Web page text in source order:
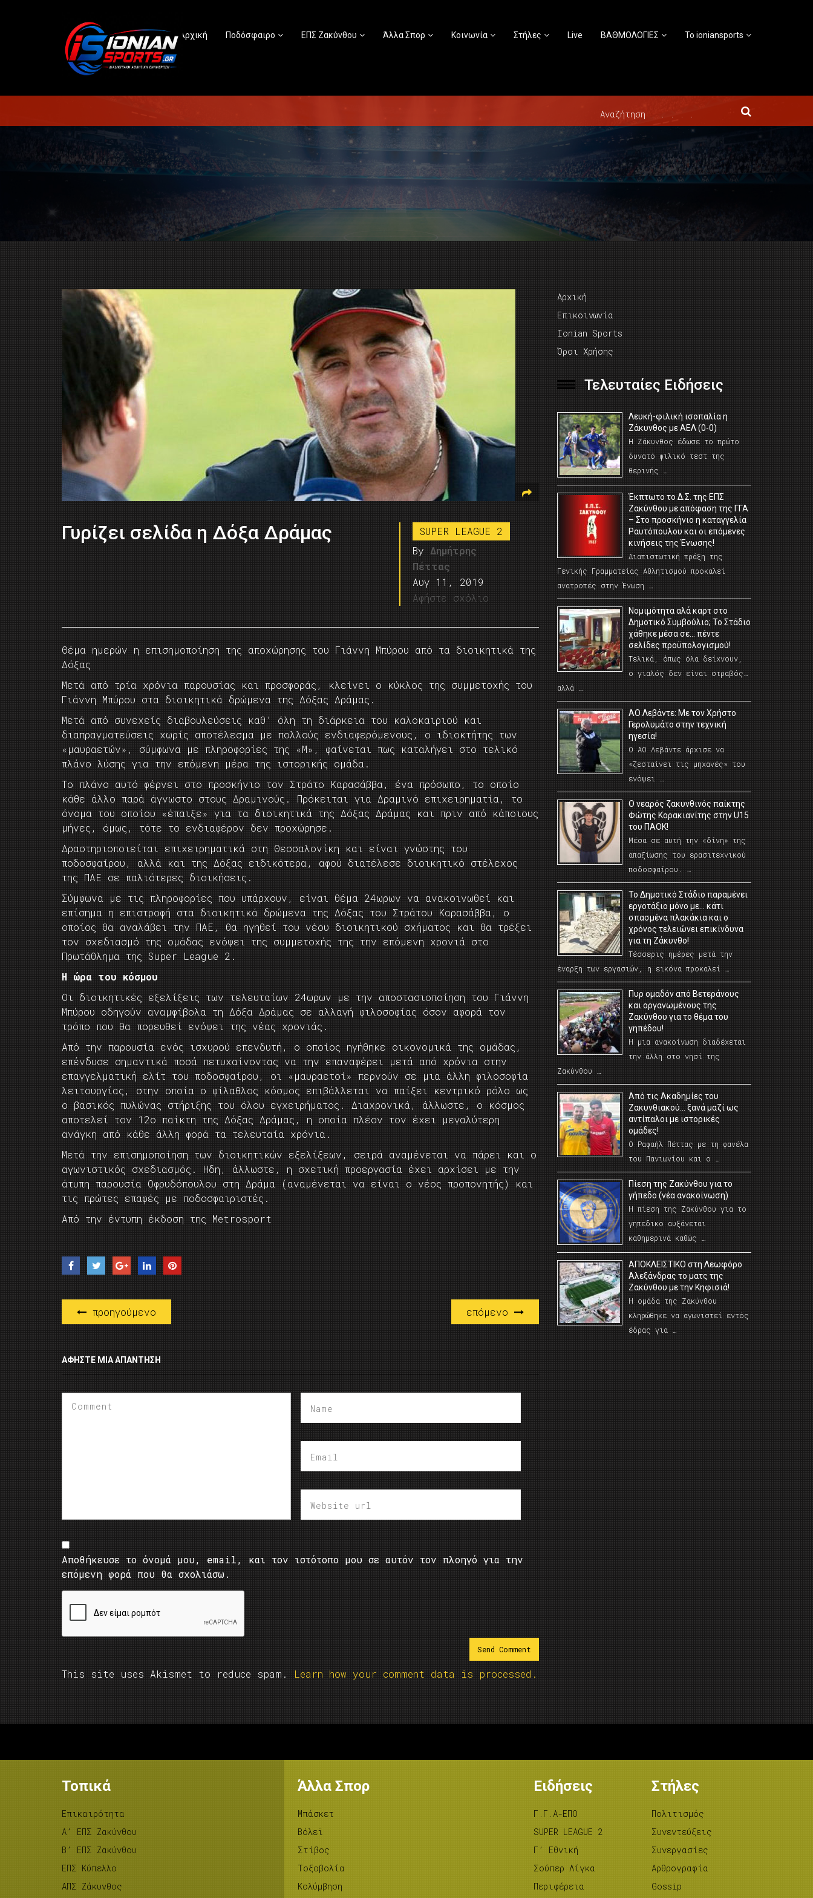
Αρχική Ποδόσφαιρο ΕΠΣ Ζακύνθου Άλλα Σπορ Κοινωνία Στήλες Live ΒΑΘΜΟΛΟΓΙΕΣ Το ioniansports
Γυρίζει σελίδα η Δόξα Δράμας
SUPER LEAGUE 2
By Δημήτρης
Πέττας
Αυγ 11, 2019
Αφήστε σχόλιο
Θέμα ημερών η επισημοποίηση της αποχώρησης του Γιάννη Μπύρου από τα διοικητικά της
Δόξας
Μετά από τρία χρόνια παρουσίας και προσφοράς, κλείνει ο κύκλος της συμμετοχής του
Γιάννη Μπύρου στα διοικητικά δρώμενα της Δόξας Δράμας.
Μετά από συνεχείς διαβουλεύσεις καθ’ όλη τη διάρκεια του καλοκαιριού και
διαπραγματεύσεις χωρίς αποτέλεσμα με πολλούς ενδιαφερόμενους, ο ιδιοκτήτης των
«μαυραετών», σύμφωνα με πληροφορίες της «Μ», φαίνεται πως καταλήγει στο τελικό
πλάνο λύσης για την επόμενη μέρα της ιστορικής ομάδα.
Το πλάνο αυτό φέρνει στο προσκήνιο τον Στράτο Καρασάββα, ένα πρόσωπο, το οποίο
κάθε άλλο παρά άγνωστο στους Δραμινούς. Πρόκειται για Δραμινό επιχειρηματία, το
όνομα του οποίου «έπαιξε» για τα διοικητικά της Δόξας Δράμας και πριν από κάποιους
μήνες, όμως, τότε το ενδιαφέρον δεν προχώρησε.
Δραστηριοποιείται επιχειρηματικά στη Θεσσαλονίκη και είναι γνώστης του
ποδοσφαίρου, αλλά και της Δόξας ειδικότερα, αφού διατέλεσε διοικητικό στέλεχος
της ΠΑΕ σε παλιότερες διοικήσεις.
Σύμφωνα με τις πληροφορίες που υπάρχουν, είναι θέμα 24ωρων να ανακοινωθεί και
επίσημα η επιστροφή στα διοικητικά δρώμενα της Δόξας του Στράτου Καρασάββα, ο
οποίος θα αναλάβει την ΠΑΕ, θα ηγηθεί του νέου διοικητικού σχήματος και θα τρέξει
τον σχεδιασμό της ομάδας ενόψει της συμμετοχής της την επόμενη χρονιά στο
Πρωτάθλημα της Super League 2.
Η ώρα του κόσμου
Οι διοικητικές εξελίξεις των τελευταίων 24ωρων με την αποστασιοποίηση του Γιάννη
Μπύρου οδηγούν αναμφίβολα τη Δόξα Δράμας σε αλλαγή φιλοσοφίας όσον αφορά τον
τρόπο που θα πορευθεί ενόψει της νέας χρονιάς.
Από την παρουσία ενός ισχυρού επενδυτή, ο οποίος ηγήθηκε οικονομικά της ομάδας,
επένδυσε σημαντικά ποσά πετυχαίνοντας να την επαναφέρει μετά από χρόνια στην
επαγγελματική ελίτ του ποδοσφαίρου, οι «μαυραετοί» περνούν σε μια άλλη φιλοσοφία
λειτουργίας, στην οποία ο φίλαθλος κόσμος επιβάλλεται να παίξει κεντρικό ρόλο ως
ο βασικός πυλώνας στήριξης του όλου εγχειρήματος. Διαχρονικά, άλλωστε, ο κόσμος
αποτελεί τον 12ο παίκτη της Δόξας Δράμας, η οποία πλέον τον έχει μεγαλύτερη
ανάγκη από κάθε άλλη φορά τα τελευταία χρόνια.
Μετά την επισημοποίηση των διοικητικών εξελίξεων, σειρά αναμένεται να πάρει και ο
αγωνιστικός σχεδιασμός. Ηδη, άλλωστε, η σχετική προεργασία έχει αρχίσει με την
άτυπη παρουσία Οφρυδόπουλου στη Δράμα (αναμένεται να είναι ο νέος προπονητής) και
τις πρώτες επαφές με ποδοσφαιριστές.
Από την έντυπη έκδοση της Metrosport
προηγούμενο επόμενο
ΑΦΉΣΤΕ ΜΙΑ ΑΠΆΝΤΗΣΗ
Αποθήκευσε το όνομά μου, email, και τον ιστότοπο μου σε αυτόν τον πλοηγό για την
επόμενη φορά που θα σχολιάσω.
This site uses Akismet to reduce spam. Learn how your comment data is processed.
Αρχική
Επικοινωνία
Ionian Sports
Όροι Χρήσης
Τελευταίες Ειδήσεις
Λευκή-φιλική ισοπαλία η
Ζάκυνθος με ΑΕΛ (0-0)
Η Ζάκυνθος έδωσε το πρώτο
δυνατό φιλικό τεστ της
θερινής …
Έκπτωτο το Δ.Σ. της ΕΠΣ
Ζακύνθου με απόφαση της ΓΓΑ
– Στο προσκήνιο η καταγγελία
Ραυτόπουλου και οι επόμενες
κινήσεις της Ένωσης!
Διαπιστωτική πράξη της
Γενικής Γραμματείας Αθλητισμού προκαλεί
ανατροπές στην Ένωση …
Νομιμότητα αλά καρτ στο
Δημοτικό Συμβούλιο; Το Στάδιο
χάθηκε μέσα σε… πέντε
σελίδες προϋπολογισμού!
Τελικά, όπως όλα δείχνουν,
ο γιαλός δεν είναι στραβός…
αλλά …
ΑΟ Λεβάντε: Με τον Χρήστο
Γερολυμάτο στην τεχνική
ηγεσία!
Ο ΑΟ Λεβάντε άρχισε να
«ζεσταίνει τις μηχανές» του
ενόψει …
O νεαρός ζακυνθινός παίκτης
Φώτης Κορακιανίτης στην U15
του ΠΑΟΚ!
Μέσα σε αυτή την «δίνη» της
απαξίωσης του ερασιτεχνικού
ποδοσφαίρου. …
Το Δημοτικό Στάδιο παραμένει
εργοτάξιο μόνο με… κάτι
σπασμένα πλακάκια και ο
χρόνος τελειώνει επικίνδυνα
για τη Ζάκυνθο!
Τέσσερις ημέρες μετά την
έναρξη των εργασιών, η εικόνα προκαλεί …
Πυρ ομαδόν από Βετεράνους
και οργανωμένους της
Ζακύνθου για το θέμα του
γηπέδου!
Η μια ανακοίνωση διαδέχεται
την άλλη στο νησί της
Ζακύνθου …
Από τις Ακαδημίες του
Ζακυνθιακού… ξανά μαζί ως
αντίπαλοι με ιστορικές
ομάδες!
Ο Ραφαήλ Πέττας με τη φανέλα
του Πανιωνίου και ο …
Πίεση της Ζακύνθου για το
γήπεδο (νέα ανακοίνωση)
Η πίεση της Ζακύνθου για το
γηπεδικο αυξάνεται
καθημερινά καθώς …
AΠΟΚΛΕΙΣΤΙΚΟ στη Λεωφόρο
Αλεξάνδρας το ματς της
Ζακύνθου με την Κηφισιά!
Η ομάδα της Ζακύνθου
κληρώθηκε να αγωνιστεί εντός
έδρας για …
Τοπικά
Επικαιρότητα
A’ ΕΠΣ Ζακύνθου
B’ ΕΠΣ Ζακύνθου
ΕΠΣ Κύπελλο
ΑΠΣ Ζάκυνθος
Άλλα Σπορ
Μπάσκετ
Βόλεϊ
Στίβος
Tοξοβολία
Κολύμβηση
Ειδήσεις
Γ.Γ.Α-ΕΠΟ
SUPER LEAGUE 2
Γ’ Εθνική
Σούπερ Λίγκα
Περιφέρεια
Στήλες
Πολιτισμός
Συνεντεύξεις
Συνεργασίες
Αρθρογραφία
Gossip